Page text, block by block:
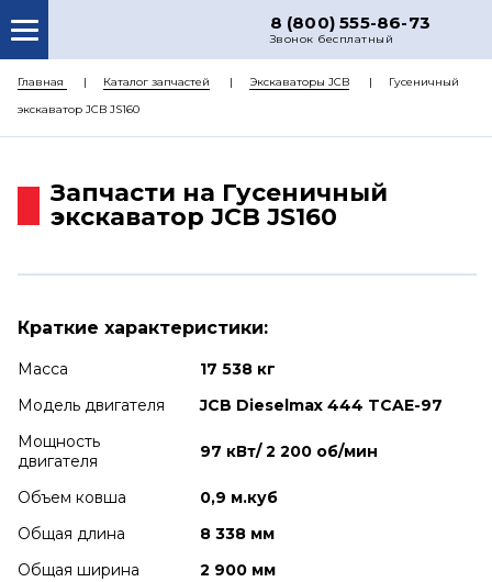
8 (800) 555-86-73
Звонок бесплатный
О НАС
ДОСТАВКА
Главная Каталог запчастей Экскаваторы JCB
Гусеничный
экскаватор JCB JS160
Запчасти на Гусеничный
экскаватор JCB JS160
Краткие характеристики:
Масса
17 538 кг
Модель двигателя
JCB Dieselmax 444 TCAE-97
Мощность
двигателя
97 кВт/ 2 200 об/мин
Объем ковша
0,9 м.куб
Общая длина
8 338 мм
Общая ширина
2 900 мм